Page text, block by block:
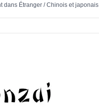
dans Étranger /Chinois et japonais